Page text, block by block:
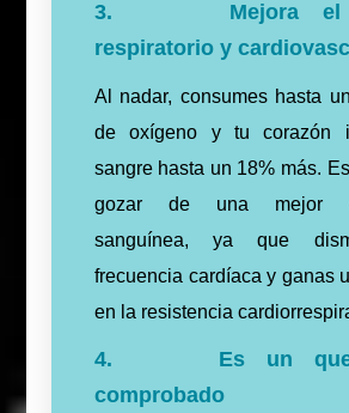
3. Mejora el
respiratorio y
Al nadar, consumes hasta
de oxígeno y tu corazón
sangre hasta un 18% más.
gozar de una mejor
sanguínea, ya que
frecuencia cardíaca y ganas
en la resistencia
4. Es un
comprobado